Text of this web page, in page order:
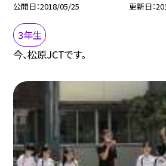
公開日 2018/05/25 更新日
３年生
今、松原JCTです。